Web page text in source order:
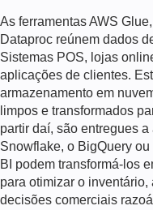
As ferramentas AWS
Dataproc reúnem dados
Sistemas POS, lojas
aplicações de clientes.
armazenamento em
limpos e transformados
partir daí, são entregues
Snowflake, o BigQuery
BI podem transformá-los
para otimizar o
decisões comerciais